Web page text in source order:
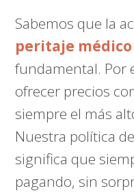
Sabemos que la
peritaje médico
fundamental. Por
ofrecer precios
siempre el más
Nuestra política
significa que
pagando, sin